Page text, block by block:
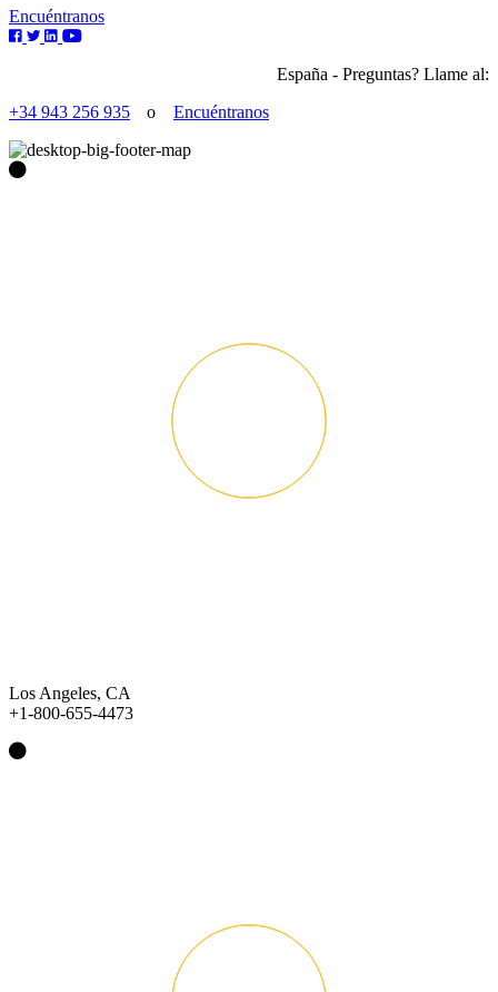
Encuéntranos
España - Preguntas? Llame al:
+34 943 256 935
o Encuéntranos
Los Angeles, CA
+1-800-655-4473